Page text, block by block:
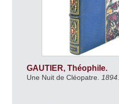
GAUTIER, Théophile.
Une Nuit de Cléopatre. 1894.